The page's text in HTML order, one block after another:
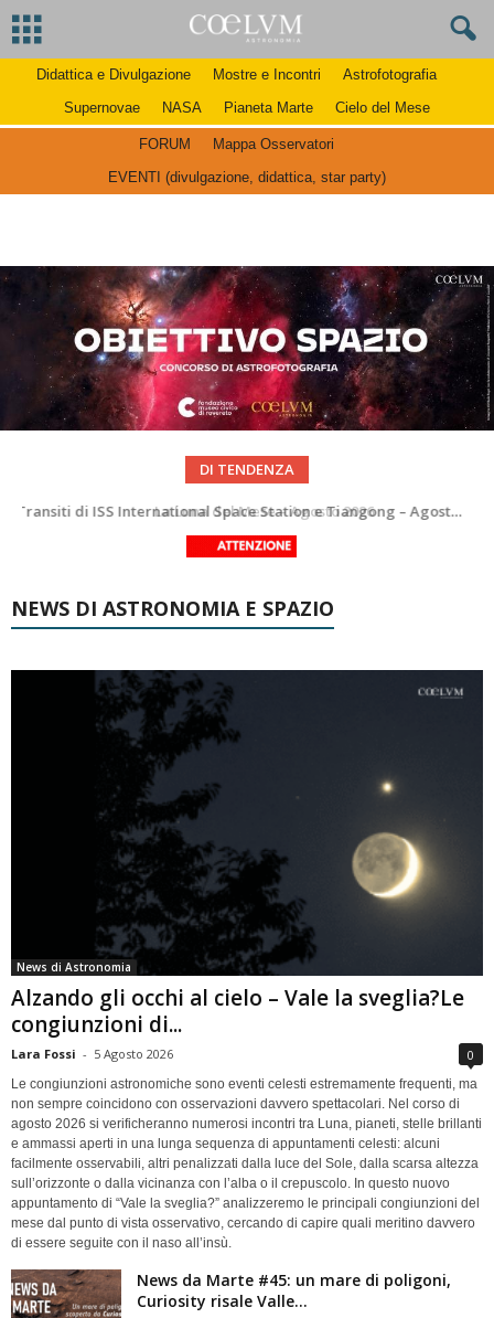
Didattica e Divulgazione Mostre e Incontri
Astrofotografia
Supernovae
NASA Pianeta Marte Cielo del Mese
FORUM
Mappa Osservatori
EVENTI (divulgazione, didattica, star party)
DI TENDENZA
La Luna del Mese – Agosto 2026
Le costellazioni di Agosto 2026: Delfino
NEWS DI ASTRONOMIA E SPAZIO
News di Astronomia
Alzando gli occhi al cielo – Vale la sveglia?Le
congiunzioni di...
Lara Fossi - 5 Agosto 2026 0
Le congiunzioni astronomiche sono eventi celesti estremamente frequenti, ma
non sempre coincidono con osservazioni davvero spettacolari. Nel corso di
agosto 2026 si verificheranno numerosi incontri tra Luna, pianeti, stelle brillanti
e ammassi aperti in una lunga sequenza di appuntamenti celesti: alcuni
facilmente osservabili, altri penalizzati dalla luce del Sole, dalla scarsa altezza
sull’orizzonte o dalla vicinanza con l’alba o il crepuscolo. In questo nuovo
appuntamento di “Vale la sveglia?” analizzeremo le principali congiunzioni del
mese dal punto di vista osservativo, cercando di capire quali meritino davvero
di essere seguite con il naso all’insù.
News da Marte #45: un mare di poligoni,
Curiosity risale Valle...